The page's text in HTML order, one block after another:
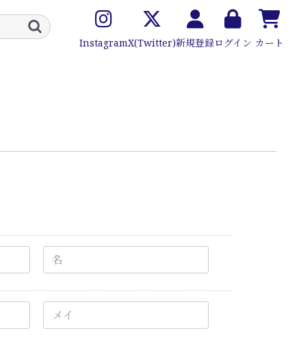
InstagramX(Twitter)新規登録ログイン カート